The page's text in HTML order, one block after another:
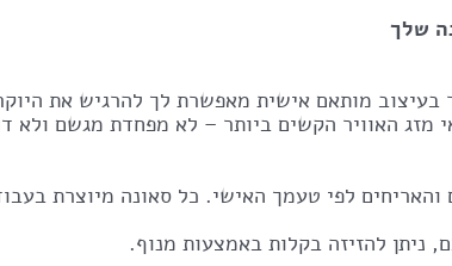
שלך
בעיצוב מותאם אישית מאפשרת לך להרגיש את
מזג האוויר הקשים ביותר – לא מפחדת מגשם
לפי טעמך האישי. כל סאונה מיוצרת